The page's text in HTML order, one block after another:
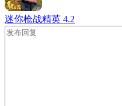
迷你枪战精英 4.2